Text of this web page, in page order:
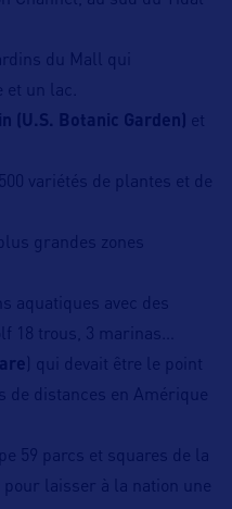
du Mall qui
un lac.
(U.S. Botanic Garden)
et
variétés de plantes et de
grandes zones
aquatiques avec des
18 trous, 3 marinas…
) qui devait être le point
de distances en Amérique
59 parcs et squares de la
pour laisser à la nation une